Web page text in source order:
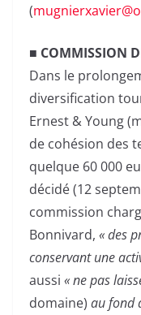
(
■ COMMISSION
Dans le
diversification
Ernest & Young
de cohésion des
quelque 60 000
décidé (12
commission
Bonnivard, « des
conservant une
aussi « ne pas
domaine) au fond